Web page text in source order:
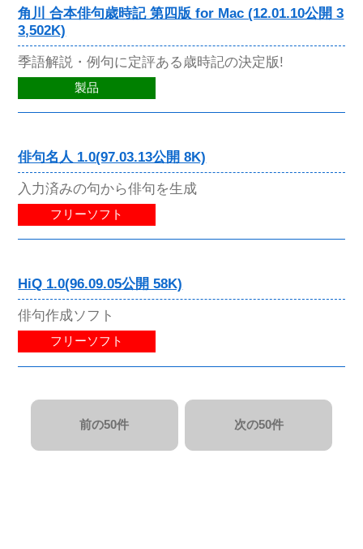
角川 合本俳句歳時記 第四版 for Mac (12.01.10公開 3
3,502K)
季語解説・例句に定評ある歳時記の決定版!
製品
俳句名人 1.0(97.03.13公開 8K)
入力済みの句から俳句を生成
フリーソフト
HiQ 1.0(96.09.05公開 58K)
俳句作成ソフト
フリーソフト
前の50件 次の50件